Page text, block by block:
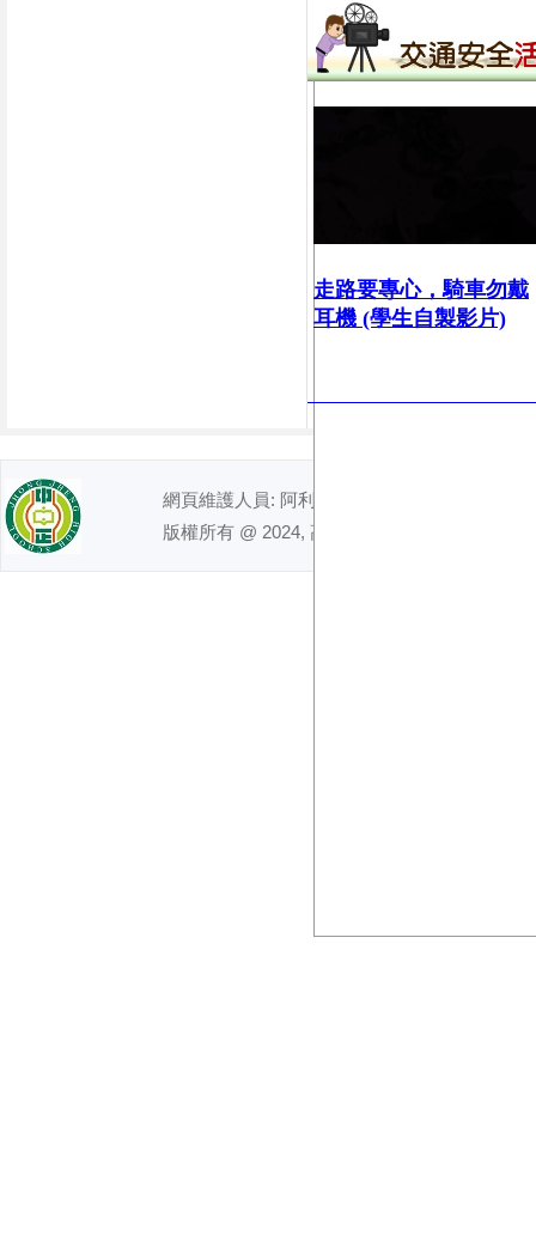
走路要專心，騎車勿戴
耳機 (學生自製影片)
網頁維護人員: 阿利｜ 電話 : (07)7491992
版權所有 @ 2024, 高雄市立中正高級中學. All